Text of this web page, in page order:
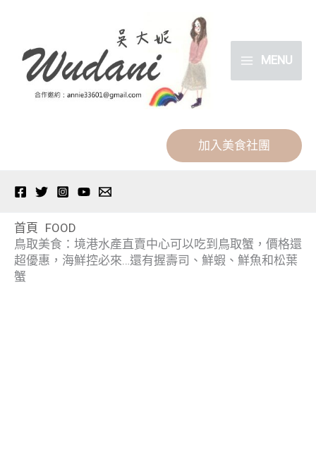
MENU
加入美食社團
首頁 FOOD
鳥取美食：境港⽔產直賣中⼼可以吃到鳥取蟹，價格還
超優惠，海鮮控必來…還有握壽司、鮮蝦、鮮魚和松葉
蟹